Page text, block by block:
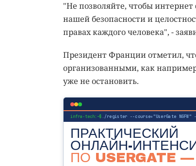
"Не позволяйте, чтобы
нашей безопасности и
правах каждого человека", -
Президент Франции отметил,
организованными, как
уже не остановить.
infra-tech:~$ ./register --course="UserGate NGFW"
ПРАКТИЧЕСКИЙ
ОНЛАЙН-
ПО USERGATE —